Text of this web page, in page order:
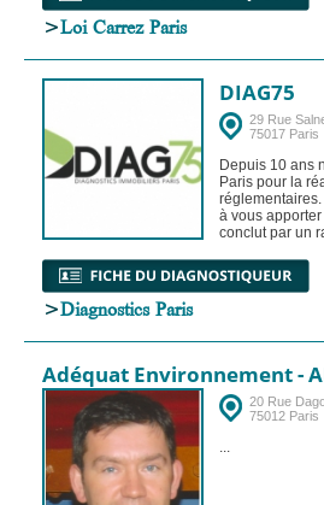
>Loi Carrez Paris
DIAG75
29 Rue
75017 Paris
Depuis 10 ans
Paris pour la
à vous
conclut par un
>Diagnostics Paris
Adéquat Environnement -
20 Rue
75012 Paris
...